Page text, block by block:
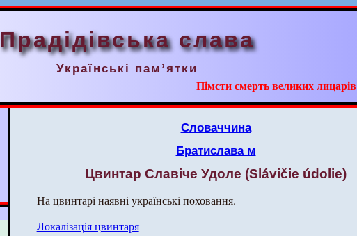
Прадідівська слава
Українські пам’ятки
Пімсти смерть великих лицарів
Словаччина
Братислава м
Цвинтар Славіче Удоле (Slávičie údolie)
На цвинтарі наявні українські поховання.
Локалізація цвинтаря